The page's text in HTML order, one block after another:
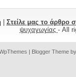
| Στείλε μας το άρθρο
ψυχαγωγίας - All
| Blogger Theme